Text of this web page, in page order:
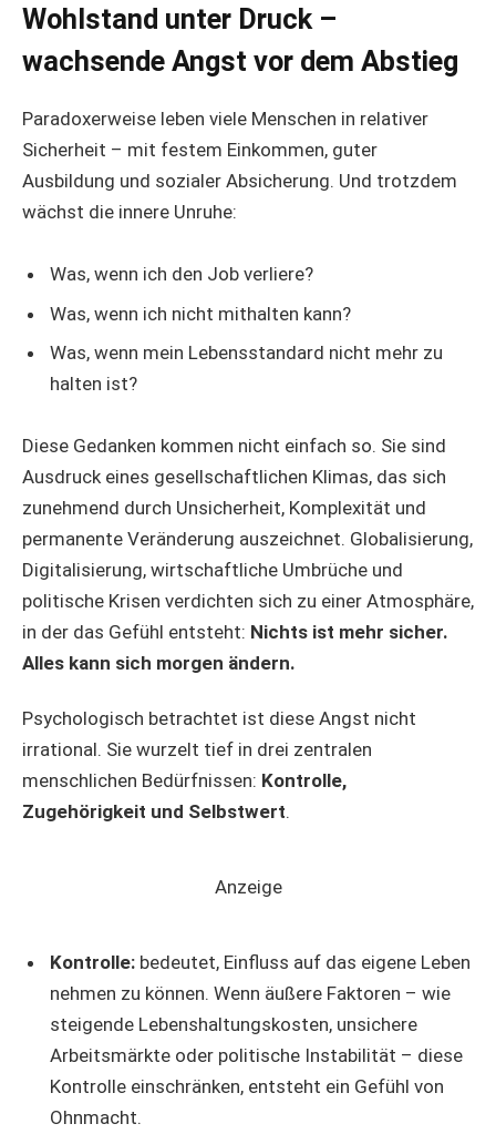
Wohlstand unter Druck –
wachsende Angst vor dem Abstieg
Paradoxerweise leben viele Menschen in relativer
Sicherheit – mit festem Einkommen, guter
Ausbildung und sozialer Absicherung. Und trotzdem
wächst die innere Unruhe:
Was, wenn ich den Job verliere?
Was, wenn ich nicht mithalten kann?
Was, wenn mein Lebensstandard nicht mehr zu
halten ist?
Diese Gedanken kommen nicht einfach so. Sie sind
Ausdruck eines gesellschaftlichen Klimas, das sich
zunehmend durch Unsicherheit, Komplexität und
permanente Veränderung auszeichnet. Globalisierung,
Digitalisierung, wirtschaftliche Umbrüche und
politische Krisen verdichten sich zu einer Atmosphäre,
in der das Gefühl entsteht: Nichts ist mehr sicher.
Alles kann sich morgen ändern.
Psychologisch betrachtet ist diese Angst nicht
irrational. Sie wurzelt tief in drei zentralen
menschlichen Bedürfnissen: Kontrolle,
Zugehörigkeit und Selbstwert.
Anzeige
Kontrolle: bedeutet, Einfluss auf das eigene Leben
nehmen zu können. Wenn äußere Faktoren – wie
steigende Lebenshaltungskosten, unsichere
Arbeitsmärkte oder politische Instabilität – diese
Kontrolle einschränken, entsteht ein Gefühl von
Ohnmacht.